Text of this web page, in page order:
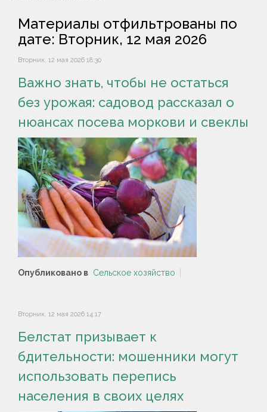
Материалы отфильтрованы по
дате: Вторник, 12 мая 2026
Вторник, 12 мая 2026 18:30
Важно знать, чтобы не остаться
без урожая: садовод рассказал о
нюансах посева моркови и свеклы
Опубликовано в Сельское хозяйство
Вторник, 12 мая 2026 14:17
Белстат призывает к
бдительности: мошенники могут
использовать перепись
населения в своих целях